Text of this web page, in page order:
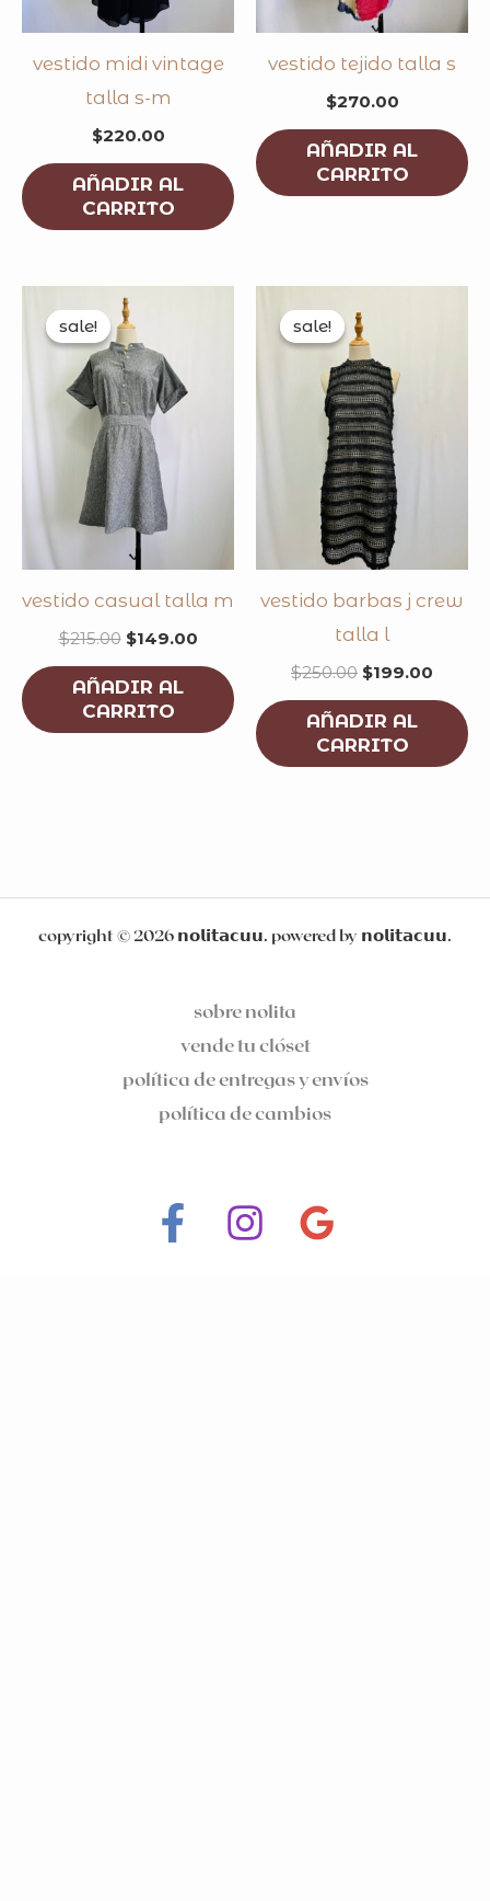
vestido midi vintage
talla s-m
$220.00
AÑADIR AL
CARRITO
vestido tejido talla s
$270.00
AÑADIR AL
CARRITO
sale!
sale!
vestido casual talla m
$215.00
original
price
$215.00.
$149.00
AÑADIR AL
CARRITO
sale!
sale!
vestido barbas j crew
talla l
$250.00
price
was:
$250.00.
$199.00
AÑADIR AL
CARRITO
copyright © 2026 𝗻𝗼𝗹𝗶𝘁𝗮𝗰𝘂𝘂. powered by 𝗻𝗼𝗹𝗶𝘁𝗮𝗰𝘂𝘂.
sobre nolita
vende tu clóset
política de entregas y envíos
política de cambios